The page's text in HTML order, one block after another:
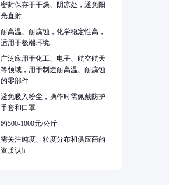
密封保存于干燥、阴凉处，避免阳
光直射
耐高温、耐腐蚀，化学稳定性高，
适用于极端环境
广泛应用于化工、电子、航空航天
等领域，用于制造耐高温、耐腐蚀
的零部件
避免吸入粉尘，操作时需佩戴防护
手套和口罩
约500-1000元/公斤
需关注纯度、粒度分布和供应商的
资质认证